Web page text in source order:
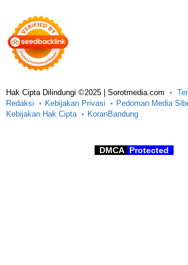
Hak Cipta Dilindungi ©2025 | Sorotmedia.com
Redaksi
Kebijakan Privasi Pedoman Media
Kebijakan Hak Cipta
KoranBandung
DMCA Protected